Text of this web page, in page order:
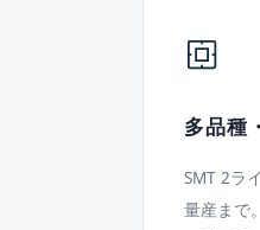
多品種
SMT 2ラ
量産まで